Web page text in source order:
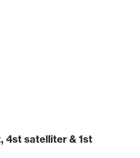
4st satelliter & 1st